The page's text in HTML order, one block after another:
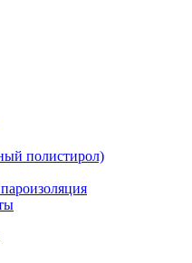
полистирол)